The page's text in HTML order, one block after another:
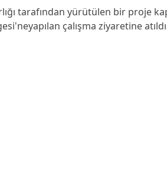
tarafından yürütülen bir proje
çalışma ziyaretine atıldı